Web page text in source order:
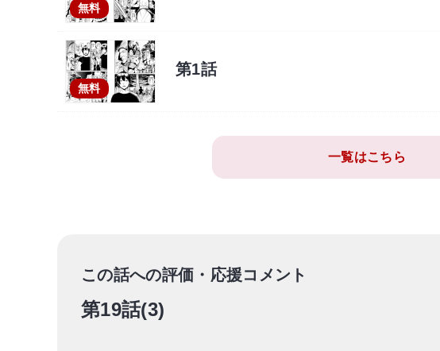
無料
無料
第1話
一覧はこちら
この話への評価・応援コメント
第19話(3)